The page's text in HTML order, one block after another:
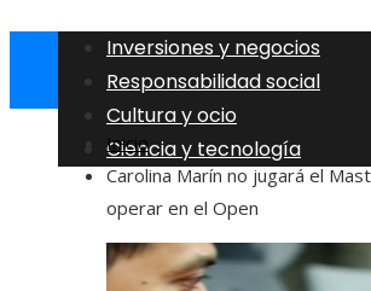
Inversiones y negocios
Responsabilidad social
Cultura y ocio
Ciencia y tecnología
Inicio
Carolina Marín no jugará el
operar en el Open